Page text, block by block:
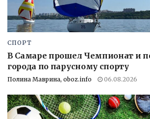
СПОРТ
В Самаре прошел Чемпионат и
города по парусному спорту
Полина Маврина, oboz.info 06.08.2026